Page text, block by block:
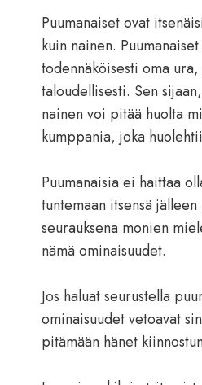
Puumanaiset ovat
kuin nainen.
todennäköisesti oma
taloudellisesti. Sen
nainen voi pitää huolta
kumppania, joka
Puumanaisia ei haittaa
tuntemaan itsensä
seurauksena monien
nämä ominaisuudet.
Jos haluat seurustella
ominaisuudet vetoavat
pitämään hänet